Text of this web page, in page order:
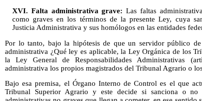
XVI. Falta administrativa grave:Las faltas
como graves en los términos de la presente Ley, cuya
Justicia Administrativa y sus homólogos en las entidades
Por lo tanto, bajo la hipótesis de que un servidor público
administrativa ¿Qué ley es aplicable, la Ley Orgánica de los
la Ley General de Responsabilidades Administrativas
administrativa los propios magistrados del Tribunal Agrario o
Bajo esa premisa, el Órgano Interno de Control es el que
Tribunal Superior Agrario y este decide si sanciona o